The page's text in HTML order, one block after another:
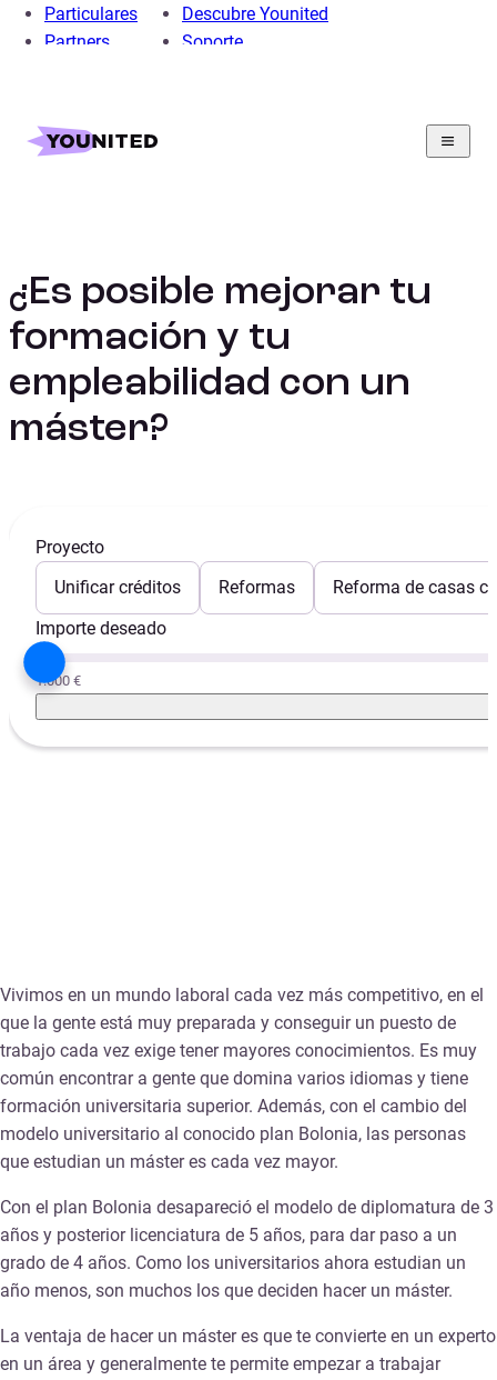
Particulares
Partners
Descubre Younited
Soporte
Home
Préstamo para Educación
¿Es posible mejorar tu
formación y tu
empleabilidad con un
máster?
Proyecto
Unificar créditos
Reformas
Reforma de casas
Importe deseado
1.000 €
Vivimos en un mundo laboral cada vez más competitivo, en el
que la gente está muy preparada y conseguir un puesto de
trabajo cada vez exige tener mayores conocimientos. Es muy
común encontrar a gente que domina varios idiomas y tiene
formación universitaria superior. Además, con el cambio del
modelo universitario al conocido plan Bolonia, las personas
que estudian un máster es cada vez mayor.
Con el plan Bolonia desapareció el modelo de diplomatura de 3
años y posterior licenciatura de 5 años, para dar paso a un
grado de 4 años. Como los universitarios ahora estudian un
año menos, son muchos los que deciden hacer un máster.
La ventaja de hacer un máster es que te convierte en un experto
en un área y generalmente te permite empezar a trabajar